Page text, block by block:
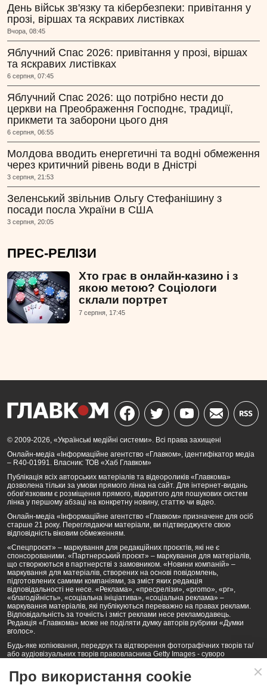
День військ зв'язку та кібербезпеки: привітання у
прозі, віршах та яскравих листівках
Вчора, 08:45
Яблучний Спас 2026: привітання у прозі, віршах
та яскравих листівках
6 серпня, 07:45
Яблучний Спас 2026: що потрібно нести до
церкви на Преображення Господнє, традиції,
прикмети та заборони цього дня
6 серпня, 06:55
Молдова вводить енергетичні та водні обмеження
через критичний рівень води в Дністрі
3 серпня, 21:53
Зеленський звільнив Ольгу Стефанішину з
посади посла України в США
3 серпня, 20:05
ПРЕС-РЕЛІЗИ
Хто грає в онлайн-казино і з
якою метою? Соціологи
склали портрет
7 серпня, 17:45
© 2009-2026, «Українські медійні системи». Всі права захищені
Онлайн-медіа «Інформаційне агентство «Главком», ідентифікатор медіа
– R40-01991. Власник: ТОВ «Хаб Главком»
Публікація всіх авторських матеріалів та відеороликів «Главкома»
дозволена тільки за умови прямого лінка на сайт. Для інтернет-видань
обов’язковим є розміщення прямого, відкритого для пошукових систем
лінка у першому абзаці на конкретну новину, статтю чи відео.
Онлайн-медіа «Інформаційне агентство «Главком» призначене для осіб
старше 21 року. Переглядаючи матеріали, ви підтверджуєте свою
відповідність віковим обмеженням.
«Спецпроєкт» – маркування для редакційних проєктів, які не є
спонсорованими. «Партнерський проєкт» – маркування для матеріалів,
що створюються в партнерстві з замовником. «Новини компаній» –
маркування для матеріалів, створених на основі повідомлень,
підготовлених самими компаніями, за зміст яких редакція
відповідальності не несе. «Реклама», «пресрелізи», «promo», «pr»,
«благодійність», «соціальна ініціатива», «соціальна реклама» –
маркування матеріалів, які публікуються переважно на правах реклами.
Відповідальність за точність і зміст реклами несе рекламодавець.
Редакція «Главкома» може не поділяти думку авторів рубрики «Думки
вголос».
Будь-яке копіювання, передрук та відтворення фотографічних творів та/
або аудіовізуальних творів правовласника Getty Images - суворо
Політика конфіденційності (Privacy Policy). Правила сайту
Про використання cookie